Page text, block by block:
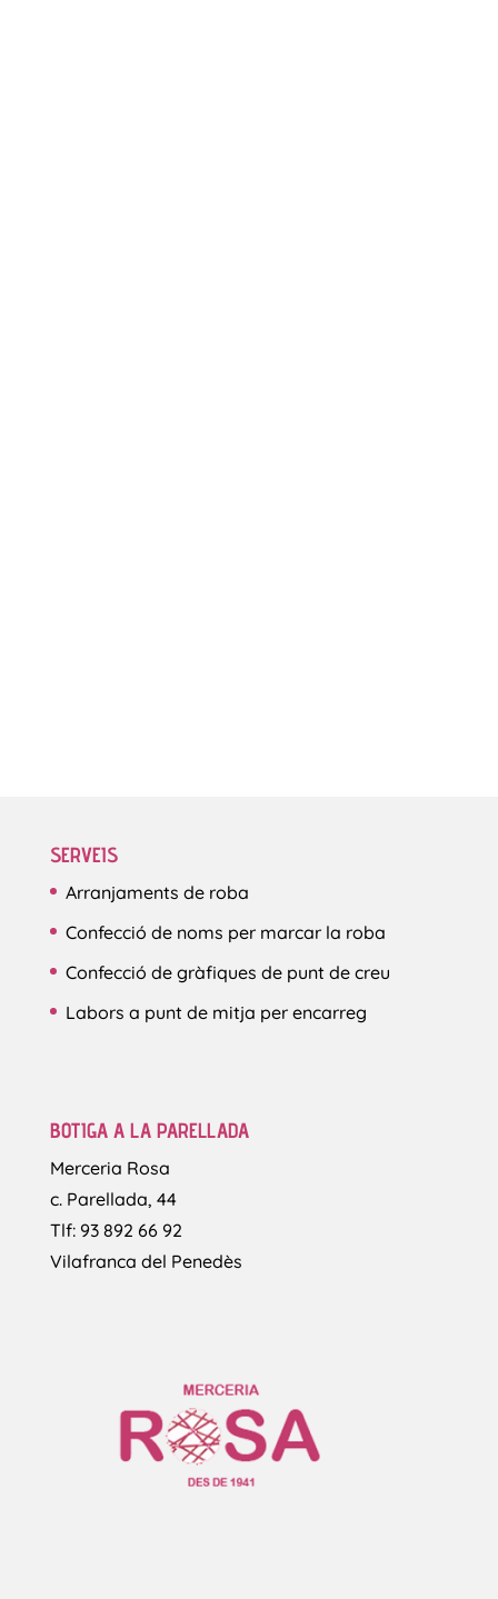
SERVEIS
Arranjaments de roba
Confecció de noms per marcar la roba
Confecció de gràfiques de punt de creu
Labors a punt de mitja per encarreg
BOTIGA A LA PARELLADA
Merceria Rosa
c. Parellada, 44
Tlf: 93 892 66 92
Vilafranca del Penedès